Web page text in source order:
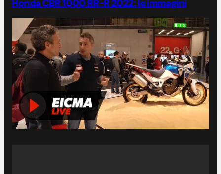
Honda CBR 1000 RR-R 2022: le immagini